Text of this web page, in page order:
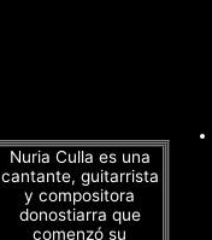
Nuria Culla es una
cantante, guitarrista
y compositora
donostiarra que
comenzó su